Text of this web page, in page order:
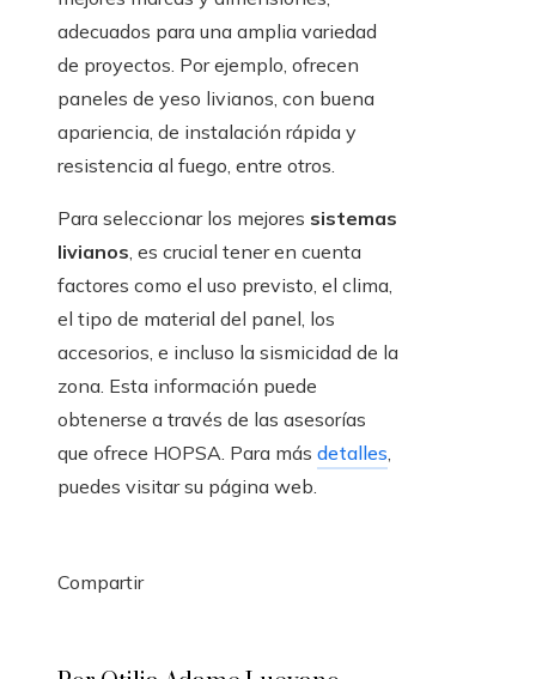
adecuados para una amplia variedad
de proyectos. Por ejemplo, ofrecen
paneles de yeso livianos, con buena
apariencia, de instalación rápida y
resistencia al fuego, entre otros.
Para seleccionar los mejores sistemas
livianos , es crucial tener en cuenta
factores como el uso previsto, el clima,
el tipo de material del panel, los
accesorios, e incluso la sismicidad de la
zona. Esta información puede
obtenerse a través de las asesorías
que ofrece HOPSA. Para más detalles
puedes visitar su página web.
Compartir